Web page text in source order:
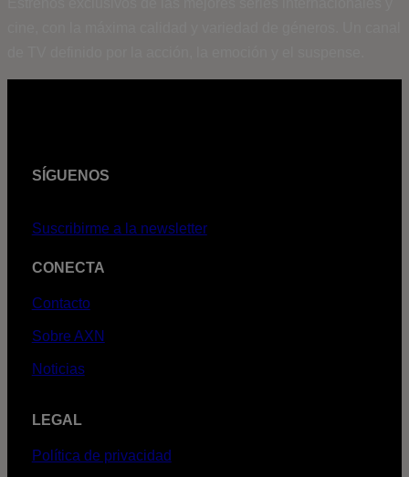
SÍGUENOS
Suscribirme a la newsletter
CONECTA
Contacto
Sobre AXN
Noticias
LEGAL
Política de privacidad